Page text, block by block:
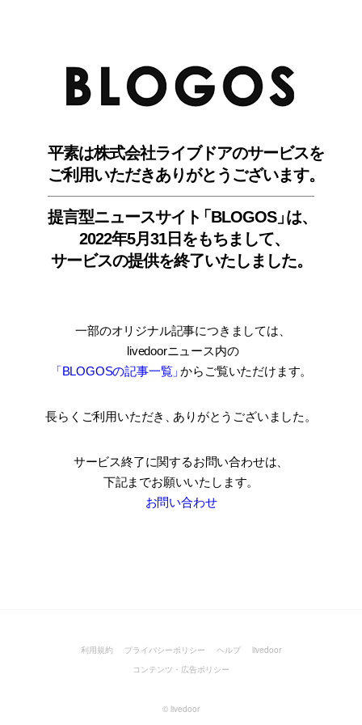
平素は株式会社ライブドアのサービスを
ご利用いただきありがとうございます。
提言型ニュースサイ ト「BLOGOS」は、
2022年5月31日をもちまして、
サービスの提供を終了いたしました。
一部のオリジナル記事につきましては
livedoorニュース内の
「BLOGOSの記事一覧」からご覧いただけます。
長らくご利用いただき ありがとうございました。
サービス終了に関するお問い合わせは、
下記までお願いいたします。
お問い合わせ
利用規約 プライバシーポリシー ヘルプ
livedoor
コンテンツ・広告ポリシー
© livedoor